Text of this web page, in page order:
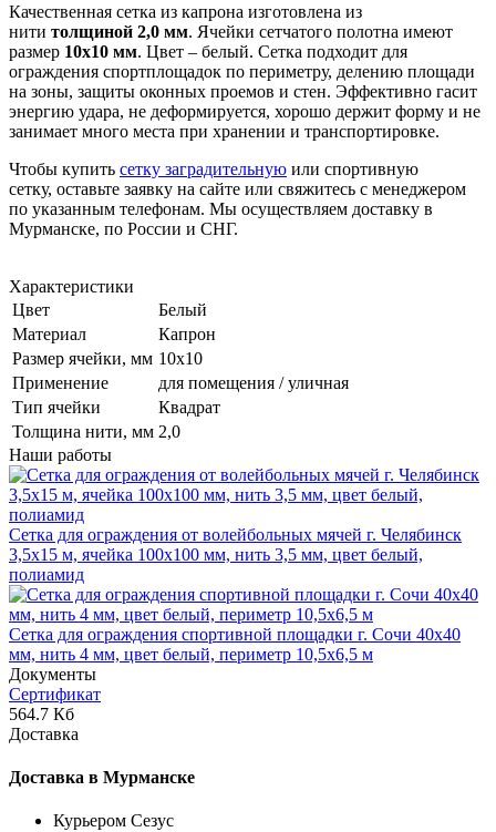
Качественная сетка из капрона изготовлена из
нити толщиной 2,0 мм. Ячейки сетчатого полотна имеют
размер 10х10 мм. Цвет – белый. Сетка подходит для
ограждения спортплощадок по периметру, делению площади
на зоны, защиты оконных проемов и стен. Эффективно гасит
энергию удара, не деформируется, хорошо держит форму и не
занимает много места при хранении и транспортировке.
Чтобы купить сетку заградительную или спортивную
сетку, оставьте заявку на сайте или свяжитесь с менеджером
по указанным телефонам. Мы осуществляем доставку в
Мурманске, по России и СНГ.
Характеристики
Цвет
Белый
Материал
Капрон
Размер ячейки, мм 10х10
Применение
для помещения / уличная
Тип ячейки
Квадрат
Толщина нити, мм 2,0
Наши работы
Сетка для ограждения от волейбольных мячей г. Челябинск
3,5х15 м, ячейка 100x100 мм, нить 3,5 мм, цвет белый,
полиамид
Сетка для ограждения спортивной площадки г. Сочи 40х40
мм, нить 4 мм, цвет белый, периметр 10,5х6,5 м
Документы
Сертификат
564.7 Кб
Доставка
Доставка в Мурманске
Курьером Сезус